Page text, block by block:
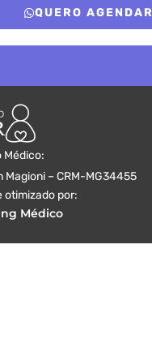
QUERO AGENDAR
Médico:
Magioni – CRM-MG34455
otimizado por:
Médico